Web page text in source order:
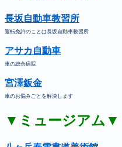
長坂自動車教習所
運転免許のことは長坂自動車教習所
アサカ自動車
車の総合病院
宮澤鈑金
車のお悩みごとを解決します
▼ミュージアム▼